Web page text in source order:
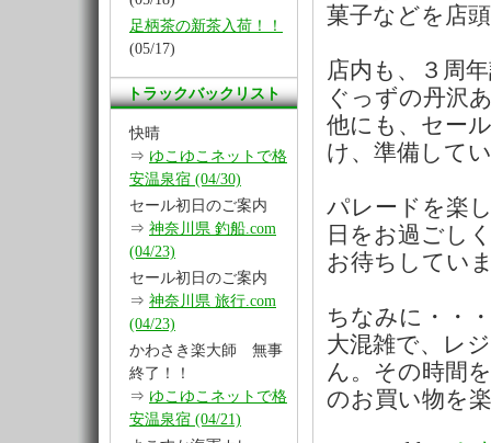
足柄茶の新茶入荷！！
(05/17)
トラックバックリスト
快晴
⇒ ゆこゆこネットで格
安温泉宿 (04/30)
セール初日のご案内
⇒ 神奈川県 釣船.com
(04/23)
セール初日のご案内
⇒ 神奈川県 旅行.com
(04/23)
かわさき楽大師 無事
終了！！
⇒ ゆこゆこネットで格
安温泉宿 (04/21)
菓子などを店
店内も、３周
ぐっずの丹沢
他にも、セー
け、準備して
パレードを楽
日をお過ごし
お待ちしてい
ちなみに・・
大混雑で、レ
ん。その時間
のお買い物を